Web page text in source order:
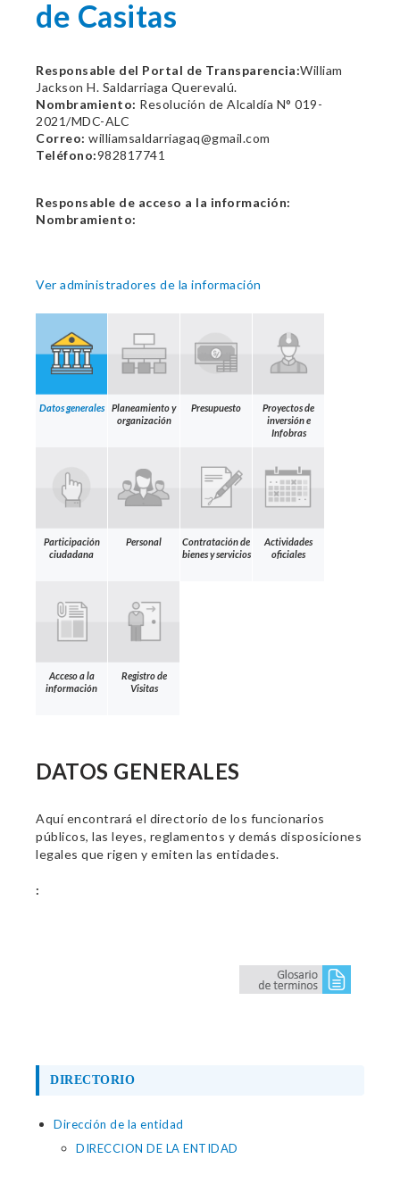
de Casitas
Responsable del Portal de Transparencia:William
Jackson H. Saldarriaga Querevalú.
Nombramiento: Resolución de Alcaldía N° 019-
2021/MDC-ALC
Correo: williamsaldarriagaq@gmail.com
Teléfono:982817741
Responsable de acceso a la información:
Nombramiento:
Ver administradores de la información
Datos generales
Planeamiento y
organización
Presupuesto
Proyectos de
inversión e
Infobras
Participación
ciudadana
Personal
Contratación de
bienes y servicios
Actividades
oficiales
Acceso a la
información
Registro de
Visitas
DATOS GENERALES
Aquí encontrará el directorio de los funcionarios
públicos, las leyes, reglamentos y demás disposiciones
legales que rigen y emiten las entidades.
:
DIRECTORIO
Dirección de la entidad
DIRECCION DE LA ENTIDAD